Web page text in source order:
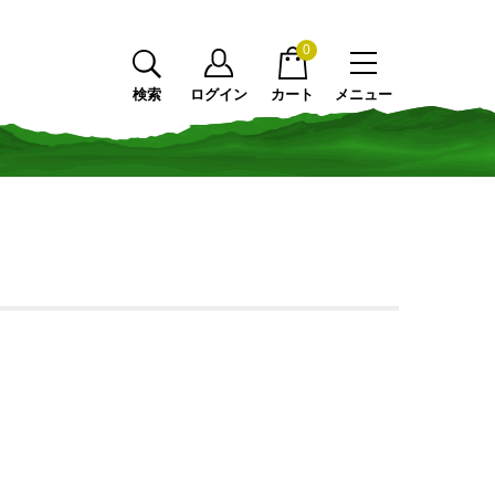
メニュー
検索 ログイン カート
0